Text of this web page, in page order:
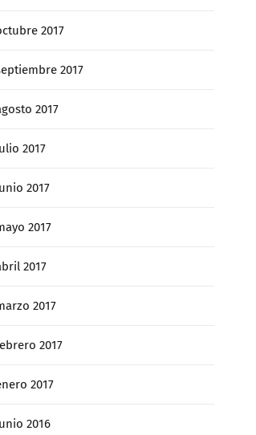
2017
2017
2017
2017
2017
2017
2017
2017
2017
2017
2016